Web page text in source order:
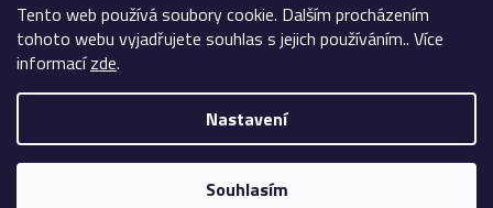
Tento web používá soubory cookie. Dalším procházením
tohoto webu vyjadřujete souhlas s jejich používáním.. Více
informacízde.
Nastavení
Souhlasím
KONTAKT
Copyright 2026Celtic-Supply.cz | Vše pro tetování a
permanentní makeup. Všechna práva vyhrazena.